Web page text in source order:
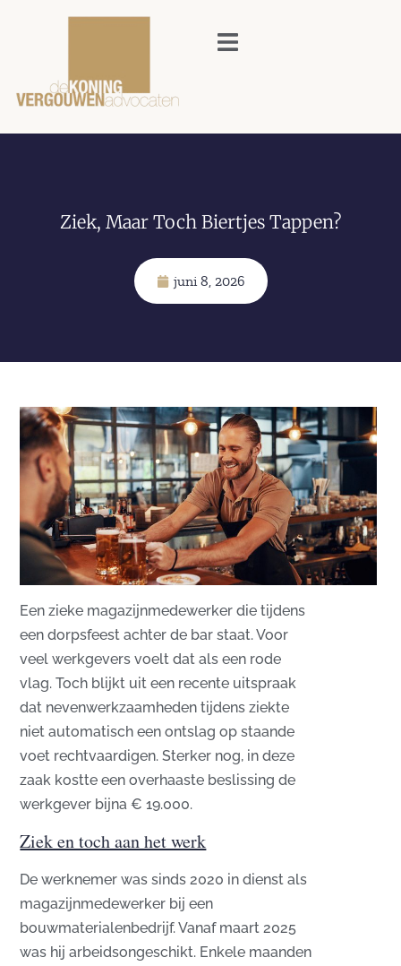
Ziek, Maar Toch Biertjes Tappen?
juni 8, 2026
​Een zieke magazijnmedewerker die tijdens
een dorpsfeest achter de bar staat. Voor
veel werkgevers voelt dat als een rode
vlag. Toch blijkt uit een recente uitspraak
dat nevenwerkzaamheden tijdens ziekte
niet automatisch een ontslag op staande
voet rechtvaardigen. Sterker nog, in deze
zaak kostte een overhaaste beslissing de
werkgever bijna € 19.000.
Ziek en toch aan het werk
De werknemer was sinds 2020 in dienst als
magazijnmedewerker bij een
bouwmaterialenbedrijf. Vanaf maart 2025
was hij arbeidsongeschikt. Enkele maanden